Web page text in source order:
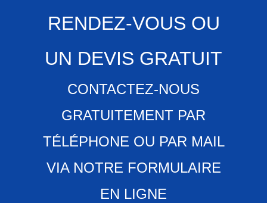
RENDEZ-VOUS OU
UN DEVIS GRATUIT
CONTACTEZ-NOUS
GRATUITEMENT PAR
TÉLÉPHONE OU PAR MAIL
VIA NOTRE FORMULAIRE
EN LIGNE